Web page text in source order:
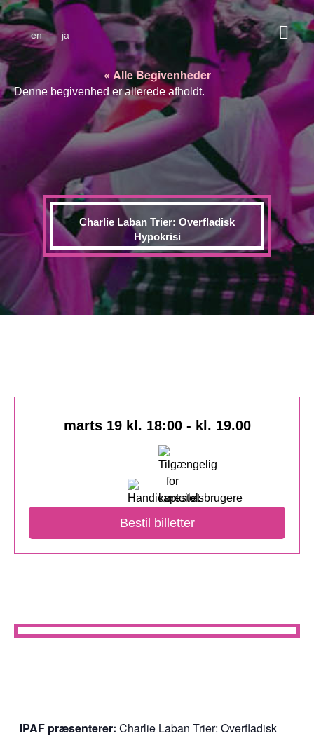
en ja
« Alle Begivenheder
Denne begivenhed er allerede afholdt.
Charlie Laban Trier: Overfladisk
Hypokrisi
marts 19 kl. 18:00- kl. 19.00
Bestil billetter
IPAF præsenterer:Charlie Laban Trier: Overfladisk